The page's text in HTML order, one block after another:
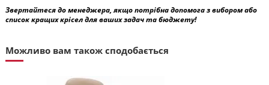
Звертайтеся до менеджера, якщо потрібна допомога з вибором або
список кращих крісел для ваших задач та бюджету!
Можливо вам також сподобається